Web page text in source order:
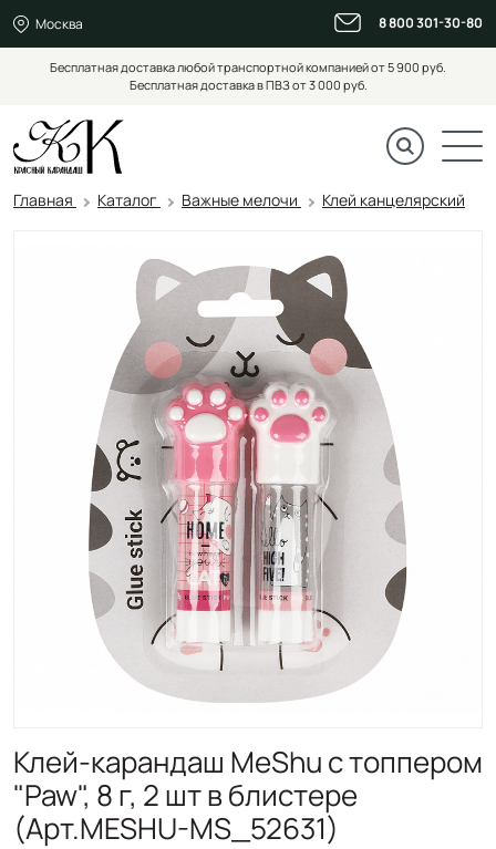
Москва 8 800 301-30-80
Бесплатная доставка любой транспортной компанией от 5 900 руб.
Бесплатная доставка в ПВЗ от 3 000 руб.
Главная Каталог Важные мелочи Клей канцелярский
Клей-карандаш MeShu с топпером
"Paw", 8 г, 2 шт в блистере
(Арт.MESHU-MS_52631)